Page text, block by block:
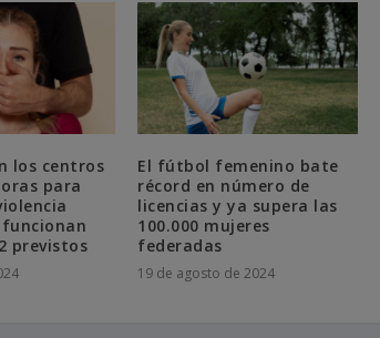
los centros
para
funcionan
previstos
El fútbol femenino bate
récord en número de
licencias y ya supera las
100.000 mujeres
federadas
19 de agosto de 2024